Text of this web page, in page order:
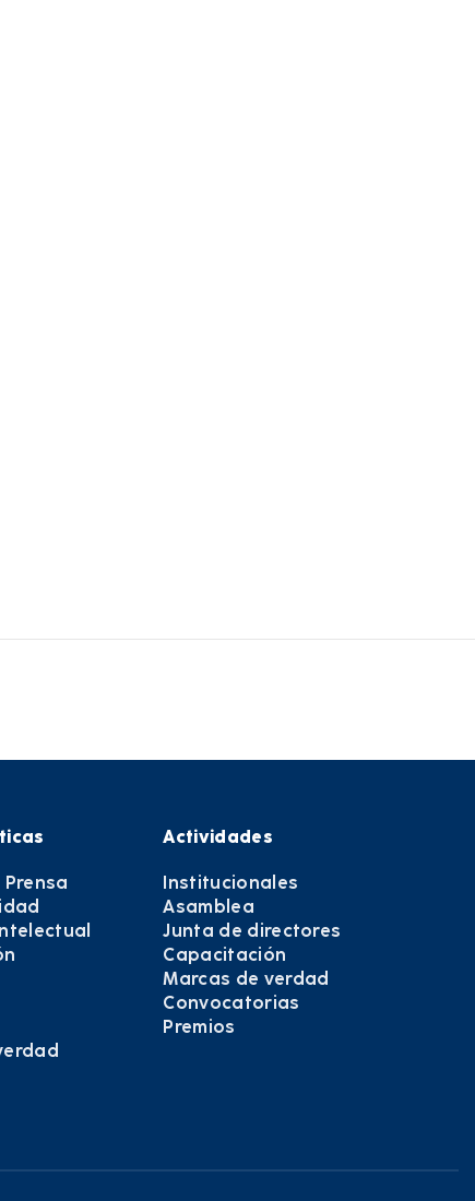
Actividades
Institucionales
Asamblea
Junta de directores
Capacitación
Marcas de verdad
Convocatorias
Premios